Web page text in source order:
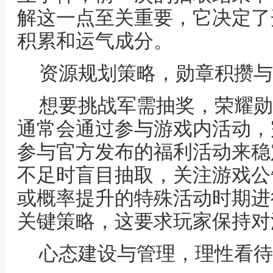
解这一点至关重要，它决定
积累和运气成分。
资源规划策略，勋章积攒
想要挑战军需抽奖，荣耀
通常会通过参与游戏内活动
参与官方发布的福利活动来
不足时盲目抽取，关注游戏
或概率提升的特殊活动时期
关键策略，这要求玩家保持
心态建设与管理，理性看